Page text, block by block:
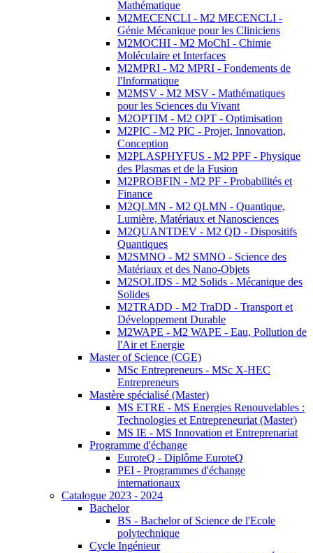
Mathématique
M2MECENCLI - M2 MECENCLI -
Génie Mécanique pour les Cliniciens
M2MOCHI - M2 MoChI - Chimie
Moléculaire et Interfaces
M2MPRI - M2 MPRI - Fondements de
l'Informatique
M2MSV - M2 MSV - Mathématiques
pour les Sciences du Vivant
M2OPTIM - M2 OPT - Optimisation
M2PIC - M2 PIC - Projet, Innovation,
Conception
M2PLASPHYFUS - M2 PPF - Physique
des Plasmas et de la Fusion
M2PROBFIN - M2 PF - Probabilités et
Finance
M2QLMN - M2 QLMN - Quantique,
Lumière, Matériaux et Nanosciences
M2QUANTDEV - M2 QD - Dispositifs
Quantiques
M2SMNO - M2 SMNO - Science des
Matériaux et des Nano-Objets
M2SOLIDS - M2 Solids - Mécanique des
Solides
M2TRADD - M2 TraDD - Transport et
Développement Durable
M2WAPE - M2 WAPE - Eau, Pollution de
l'Air et Energie
Master of Science (CGE)
MSc Entrepreneurs - MSc X-HEC
Entrepreneurs
Mastère spécialisé (Master)
MS ETRE - MS Energies Renouvelables :
Technologies et Entrepreneuriat (Master)
MS IE - MS Innovation et Entreprenariat
Programme d'échange
EuroteQ - Diplôme EuroteQ
PEI - Programmes d'échange
internationaux
Catalogue 2023 - 2024
Bachelor
BS - Bachelor of Science de l'Ecole
polytechnique
Cycle Ingénieur